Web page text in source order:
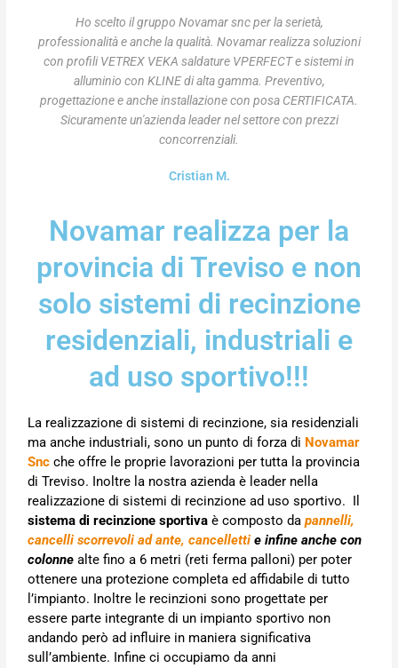
Ho scelto il gruppo Novamar snc per la serietà,
professionalità e anche la qualità. Novamar realizza soluzioni
con profili VETREX VEKA saldature VPERFECT e sistemi in
alluminio con KLINE di alta gamma. Preventivo,
progettazione e anche installazione con posa CERTIFICATA.
Sicuramente un'azienda leader nel settore con prezzi
concorrenziali.
Cristian M.
Novamar realizza per la
provincia di Treviso e non
solo sistemi di recinzione
residenziali, industriali e
ad uso sportivo!!!
La realizzazione di sistemi di recinzione, sia residenziali
ma anche industriali, sono un punto di forza di Novamar
Snc che offre le proprie lavorazioni per tutta la provincia
di Treviso. Inoltre la nostra azienda è leader nella
realizzazione di sistemi di recinzione ad uso sportivo. Il
sistema di recinzione sportiva è composto dapannelli,
cancelli scorrevoli ad ante, cancelletti e infine anche con
colonne alte fino a 6 metri (reti ferma palloni) per poter
ottenere una protezione completa ed affidabile di tutto
l’impianto. Inoltre le recinzioni sono progettate per
essere parte integrante di un impianto sportivo non
andando però ad influire in maniera significativa
sull’ambiente. Infine ci occupiamo da anni